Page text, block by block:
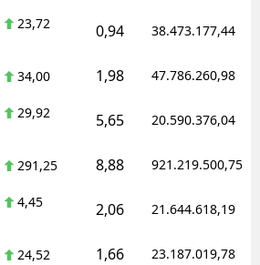
23,72 0,94 38.473.177,44
34,00 1,98 47.786.260,98
29,92 5,65 20.590.376,04
291,25 8,88 921.219.500,75
4,45 2,06 21.644.618,19
24,52 1,66 23.187.019,78